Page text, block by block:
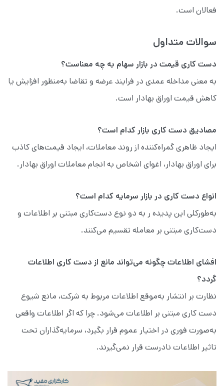
فعالان است.
سوالات متداول
دست کاری قیمت در بازار سهام به چه معناست؟
به معنی مداخله عمدی در فرایند عرضه و تقاضا به‌منظور افزایش یا
کاهش قیمت اوراق بهادار است.
مصادیق دست کاری بازار کدام است؟
ایجاد ظاهری گمراه‌کننده از روند معاملات، ایجاد قیمت‌های کاذب
برای اوراق بهادار، اغوای اشخاص به انجام معاملات اوراق بهادار.
انواع دست کاری در بازار سرمایه کدام است؟
به‌طورکلی این پدیده ر به دو نوع دست‌کاری مبتنی بر اطلاعات و
دست‌کاری مبتنی بر معامله تقسیم می‌کنند.
افشای اطلاعات چگونه می‌تواند مانع از دست‌ کاری اطلاعات
گردد؟
نظارت بر انتشار به‌موقع اطلاعات مربوط به شرکت، مانع شیوع
دست کاری مبتنی بر اطلاعات می‌شود. چرا که اگر اطلاعات واقعی
به‌صورت فوری در اختیار عموم قرار بگیرد، سرمایه‌گذاران تحت
تاثیر اطلاعات نادرست قرار نمی‌گیرند.